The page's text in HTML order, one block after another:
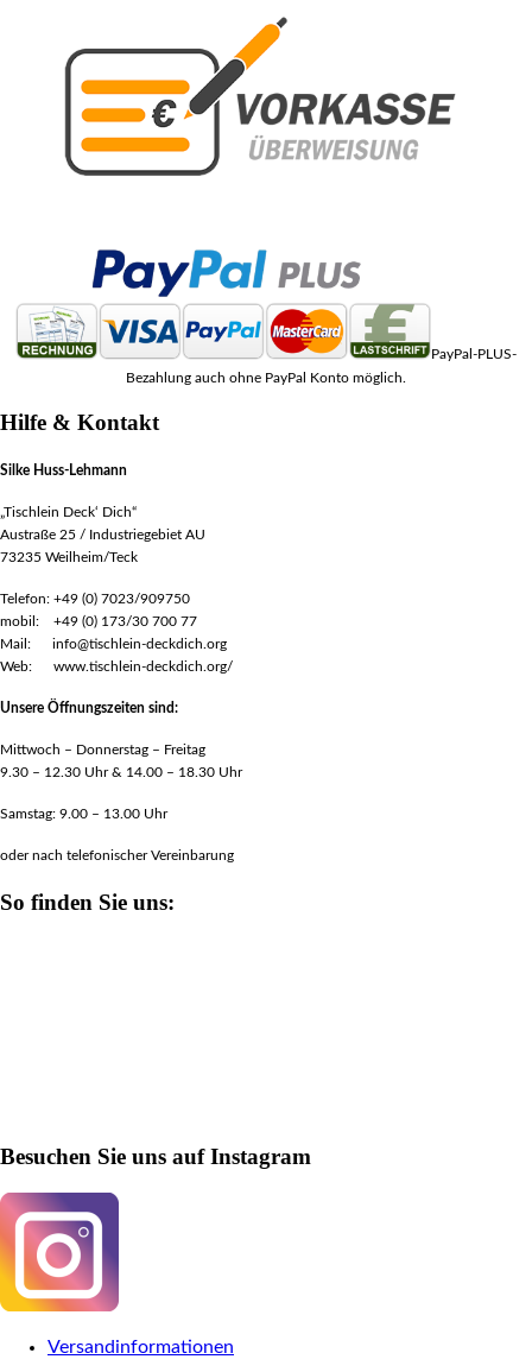
PayPal-PLUS-
Bezahlung auch ohne PayPal Konto möglich.
Hilfe & Kontakt
Silke Huss-Lehmann
„Tischlein Deck‘ Dich“
Austraße 25 / Industriegebiet AU
73235 Weilheim/Teck
Telefon: +49 (0) 7023/909750
mobil: +49 (0) 173/30 700 77
Mail: info@tischlein-deckdich.org
Web: www.tischlein-deckdich.org/
Unsere Öffnungszeiten sind:
Mittwoch – Donnerstag – Freitag
9.30 – 12.30 Uhr & 14.00 – 18.30 Uhr
Samstag: 9.00 – 13.00 Uhr
oder nach telefonischer Vereinbarung
So finden Sie uns:
Besuchen Sie uns auf Instagram
Versandinformationen